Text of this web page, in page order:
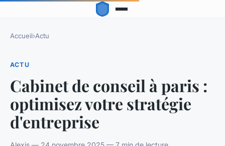
Accueil›Actu
ACTU
Cabinet de conseil à paris :
optimisez votre stratégie
d'entreprise